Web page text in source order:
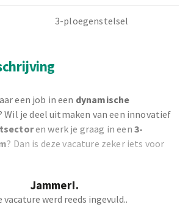
3-ploegenstelsel
een job in een dynamische
Wil je deel uitmaken van een innovatief
en werk je graag in een 3-
? Dan is deze vacature zeker iets voor
Jammer!.
vacature werd reeds ingevuld..